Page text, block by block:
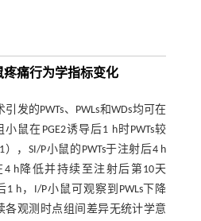
疼痛行为学指标变化
发的PWTs、PWLs和WDs均可在
鼠在PGE2诱导后1 h时PWTs较
），SI/P小鼠的PWTs于注射后4 h
4 h降低并持续至注射后第10天
1 h，I/P小鼠可观察到PWLs下降
各观测时点组间差异无统计学意